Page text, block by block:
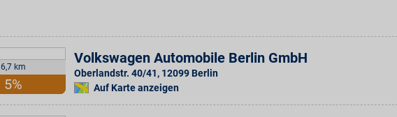
6,7 km
5%
Volkswagen Automobile Berlin GmbH
Oberlandstr. 40/41, 12099 Berlin
Auf Karte anzeigen